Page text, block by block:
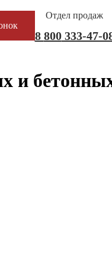
Отдел продаж
8 800333-47-
и